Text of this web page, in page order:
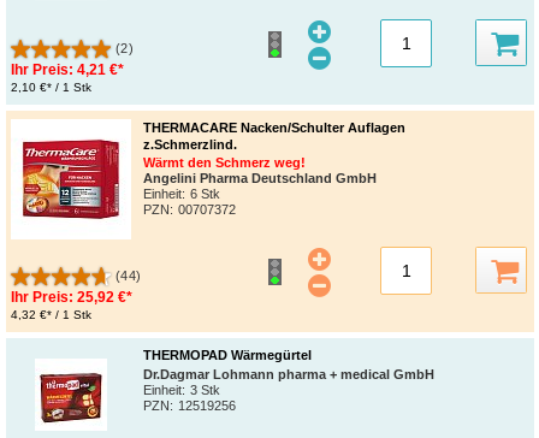
(2)
Ihr Preis: 4,21 €*
2,10 €* / 1 Stk
THERMACARE Nacken/Schulter Auflagen
z.Schmerzlind.
Wärmt den Schmerz weg!
Angelini Pharma Deutschland GmbH
Einheit: 6 Stk
PZN: 00707372
(44)
Ihr Preis: 25,92 €*
4,32 €* / 1 Stk
THERMOPAD Wärmegürtel
Dr.Dagmar Lohmann pharma + medical GmbH
Einheit: 3 Stk
PZN: 12519256